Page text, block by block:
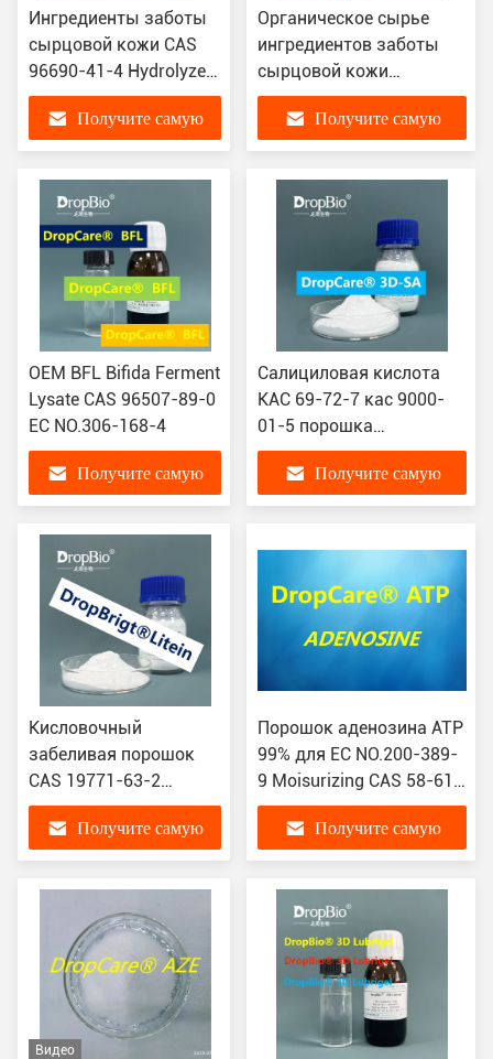
Ингредиенты заботы
сырцовой кожи CAS
96690-41-4 Hydrolyzed
порошок шелка для
проводника волос
Получите самую
Органическое сырье
ингредиентов заботы
сырцовой кожи
салицилата Betaine для
масла контролирует CAS
17671-53-3
Получите самую
OEM BFL Bifida Ferment
Lysate CAS 96507-89-0
EC NO.306-168-4
Получите самую
Салициловая кислота
КАС 69-72-7 кас 9000-
01-5 порошка
ингредиентов заботы о
коже ОДМ сырцовая
Получите самую
Кисловочный
забеливая порошок
CAS 19771-63-2
карбоксильной
кислоты Litein
Oxothiazolidine белый
Получите самую
Порошок аденозина ATP
99% для EC NO.200-389-
9 Moisurizing CAS 58-61-
7 кожи
Получите самую
Видео